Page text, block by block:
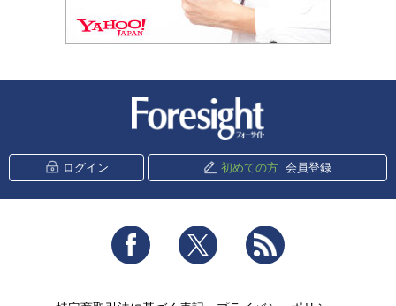
ログイン 初めての方 会員登録
Facebook Twitter